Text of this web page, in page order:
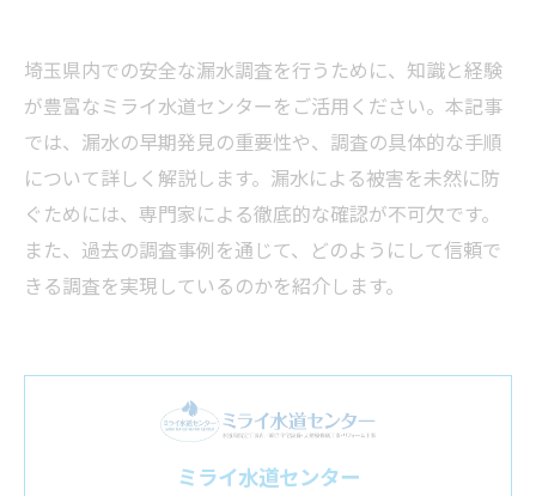
埼玉県内での安全な漏水調査を行うために、知識と経験
が豊富なミライ水道センターをご活用ください。本記事
では、漏水の早期発見の重要性や、調査の具体的な手順
について詳しく解説します。漏水による被害を未然に防
ぐためには、専門家による徹底的な確認が不可欠です。
また、過去の調査事例を通じて、どのようにして信頼で
きる調査を実現しているのかを紹介します。
ミライ水道センター